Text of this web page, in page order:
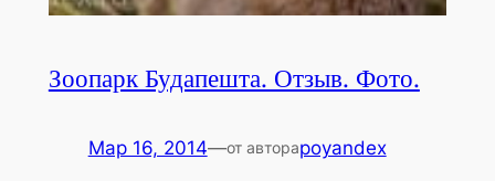
Зоопарк Будапешта. Отзыв. Фото.
Мар 16, 2014—от автораpoyandex